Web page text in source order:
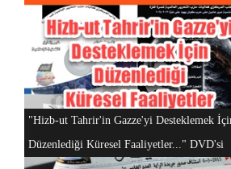
Android Cihazlar İçin Anayasa Tasarısı
Uygulaması
Hizb-ut Tahrir Kimdir?